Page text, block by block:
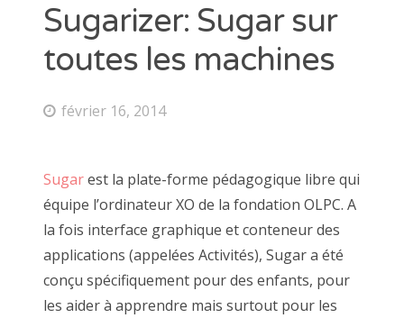
Sugarizer: Sugar sur
toutes les machines
février 16, 2014
Sugarest la plate-forme pédagogique libre qui
équipe l’ordinateur XO de la fondation OLPC. A
la fois interface graphique et conteneur des
applications (appelées Activités), Sugar a été
conçu spécifiquement pour des enfants, pour
les aider à apprendre mais surtout pour les